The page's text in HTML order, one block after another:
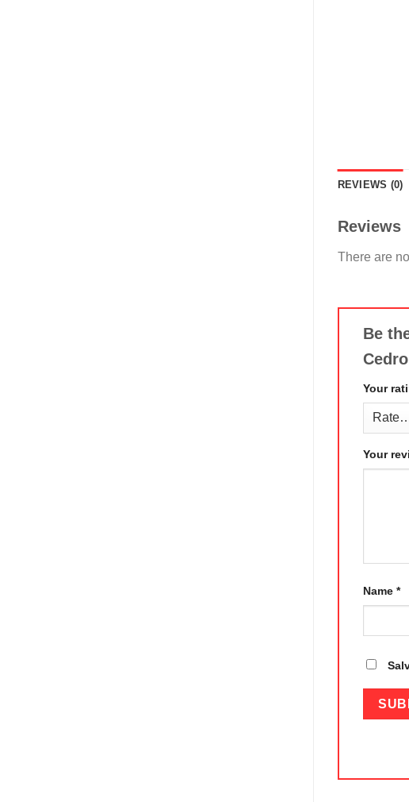
REVIEWS (0)
Reviews
There are
Be
Your
Your
Name *